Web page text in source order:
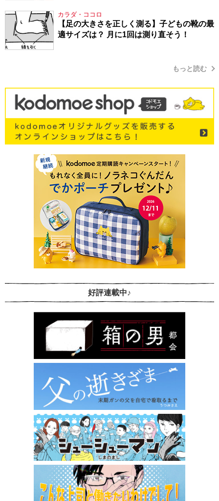
カラダ・ココロ
【足の大きさを正しく測る】子どもの靴の最
適サイズは？ 月に1回は測り直そう！
もっと読む
好評連載中♪